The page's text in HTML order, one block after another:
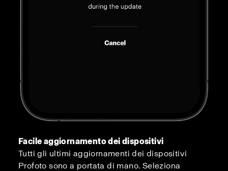
Facile aggiornamento dei dispositivi
Tutti gli ultimi aggiornamenti dei dispositivi
Profoto sono a portata di mano. Seleziona